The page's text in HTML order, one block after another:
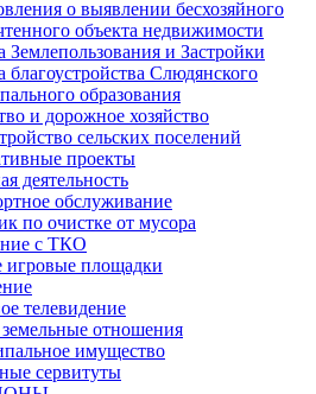
о выявлении бесхозяйного
объекта недвижимости
Землепользования и Застройки
благоустройства Слюдянского
образования
и дорожное хозяйство
сельских поселений
проекты
деятельность
обслуживание
по очистке от мусора
с ТКО
игровые площадки
телевидение
отношения
имущество
сервитуты